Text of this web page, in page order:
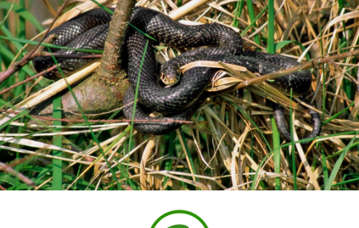
ALLEVAMENTI
BIODIVERSITÀ
CUCINA
PRODOTTI
FARFALLE DELLA CAMPAGNA
PICCOLO POLLAIO